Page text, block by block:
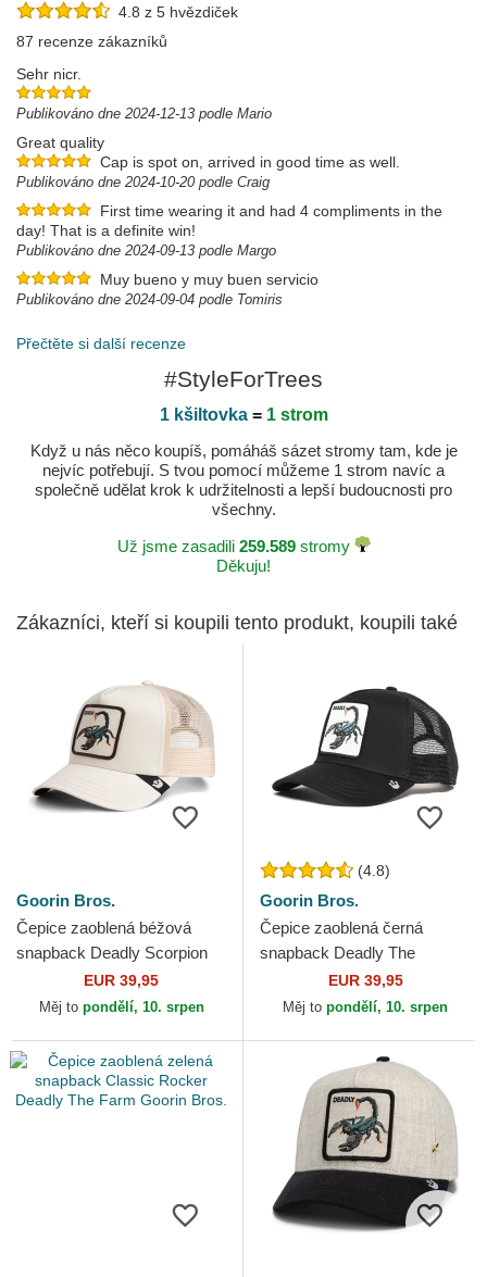
4.8 z 5 hvězdiček
87 recenze zákazníků
Sehr nicr.
Publikováno dne 2024-12-13 podle Mario
Great quality
Cap is spot on, arrived in good time as well.
Publikováno dne 2024-10-20 podle Craig
First time wearing it and had 4 compliments in the
day! That is a definite win!
Publikováno dne 2024-09-13 podle Margo
Muy bueno y muy buen servicio
Publikováno dne 2024-09-04 podle Tomiris
Přečtěte si další recenze
#StyleForTrees
1 kšiltovka= 1 strom
Když u nás něco koupíš, pomáháš sázet stromy tam, kde je
nejvíc potřebují. S tvou pomocí můžeme 1 strom navíc a
společně udělat krok k udržitelnosti a lepší budoucnosti pro
všechny.
Už jsme zasadili 259.589stromy
Děkuju!
Zákazníci, kteří si koupili tento produkt, koupili také
Goorin Bros.
Čepice zaoblená béžová
snapback Deadly Scorpion
The Farm Goorin Bros.
EUR 39,95
Měj to pondělí, 10. srpen
(4.8)
Goorin Bros.
Čepice zaoblená černá
snapback Deadly The
Deadliest Scorpion The Farm
Goorin Bros.
EUR 39,95
Měj to pondělí, 10. srpen